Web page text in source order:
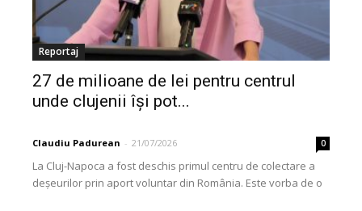
Reportaj
27 de milioane de lei pentru centrul
unde clujenii își pot...
Claudiu Padurean - 21/07/2026 0
La Cluj-Napoca a fost deschis primul centru de colectare a
deșeurilor prin aport voluntar din România. Este vorba de o